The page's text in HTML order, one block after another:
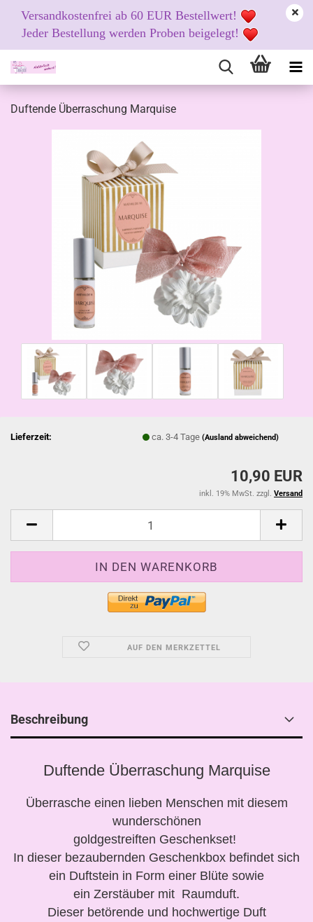
Versandkostenfrei ab 60 EUR Bestellwert!
Jeder Bestellung werden Proben beigelegt!
Duftende Überraschung Marquise
Lieferzeit: ca. 3-4 Tage(Ausland abweichend)
10,90 EUR
inkl. 19% MwSt. zzgl. Versand
AUF DEN MERKZETTEL
Beschreibung
Duftende Überraschung Marquise
Überrasche einen lieben Menschen mit diesem
wunderschönen
goldgestreiften Geschenkset!
In dieser bezaubernden Geschenkbox befindet sich
ein Duftstein in Form einer Blüte sowie
ein Zerstäuber mit Raumduft.
Dieser betörende und hochwertige Duft